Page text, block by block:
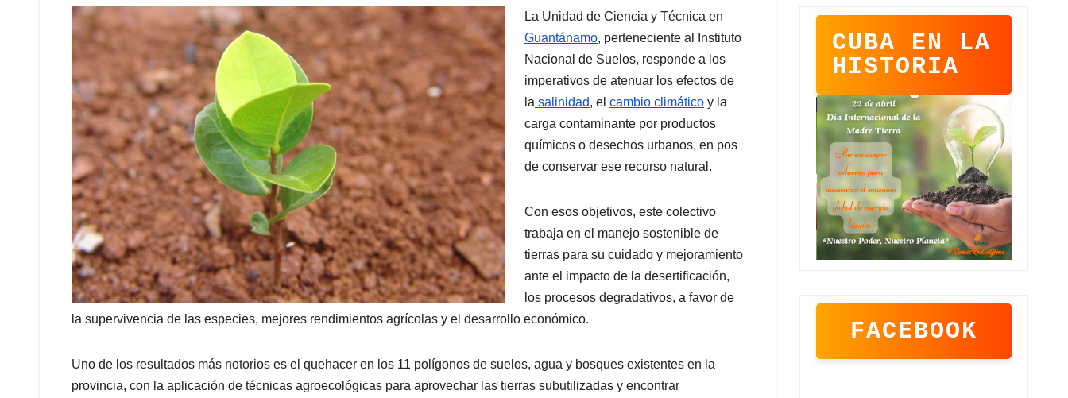
La Unidad de Ciencia y Técnica en
Guantánamo, perteneciente al Instituto
Nacional de Suelos, responde a los
imperativos de atenuar los efectos de
la salinidad, el cambio climático y la
carga contaminante por productos
químicos o desechos urbanos, en pos
de conservar ese recurso natural.
Con esos objetivos, este colectivo
trabaja en el manejo sostenible de
tierras para su cuidado y mejoramiento
ante el impacto de la desertificación,
los procesos degradativos, a favor de
la supervivencia de las especies, mejores rendimientos agrícolas y el desarrollo económico.
Uno de los resultados más notorios es el quehacer en los 11 polígonos de suelos, agua y bosques existentes en la
provincia, con la aplicación de técnicas agroecológicas para aprovechar las tierras subutilizadas y encontrar
CUBA EN LA
HISTORIA
FACEBOOK